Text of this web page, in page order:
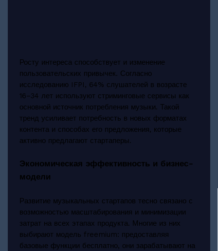
Росту интереса способствует и изменение
пользовательских привычек. Согласно
исследованию IFPI, 64% слушателей в возрасте
16–34 лет используют стриминговые сервисы как
основной источник потребления музыки. Такой
тренд усиливает потребность в новых форматах
контента и способах его предложения, которые
активно предлагают стартаперы.
Экономическая эффективность и бизнес-
модели
Развитие музыкальных стартапов тесно связано с
возможностью масштабирования и минимизации
затрат на всех этапах продукта. Многие из них
выбирают модель freemium: предоставляя
базовые функции бесплатно, они зарабатывают на